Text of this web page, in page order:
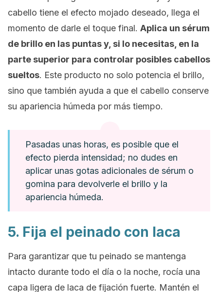
cabello tiene el efecto mojado deseado, llega el
momento de darle el toque final. Aplica un sérum
de brillo en las puntas y, si lo necesitas, en la
parte superior para controlar posibles cabellos
sueltos. Este producto no solo potencia el brillo,
sino que también ayuda a que el cabello conserve
su apariencia húmeda por más tiempo.
Pasadas unas horas, es posible que el
efecto pierda intensidad; no dudes en
aplicar unas gotas adicionales de sérum o
gomina para devolverle el brillo y la
apariencia húmeda.
5. Fija el peinado con laca
Para garantizar que tu peinado se mantenga
intacto durante todo el día o la noche, rocía una
capa ligera de laca de fijación fuerte. Mantén el